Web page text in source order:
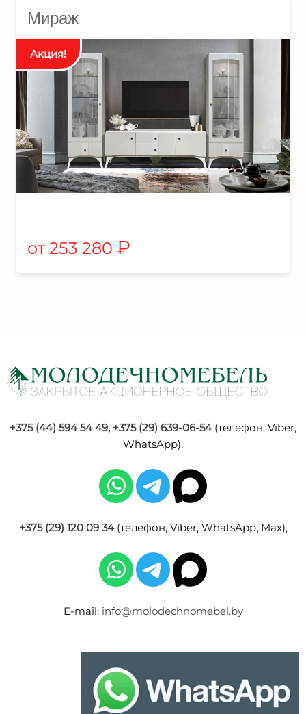
Мираж
253 280 ₽
+375 (44) 594 54 49, +375 (29) 639-06-54(телефон, Viber,
WhatsApp),
+375 (29) 120 09 34(телефон, Viber, WhatsApp, Max),
E-mail: info@molodechnomebel.by